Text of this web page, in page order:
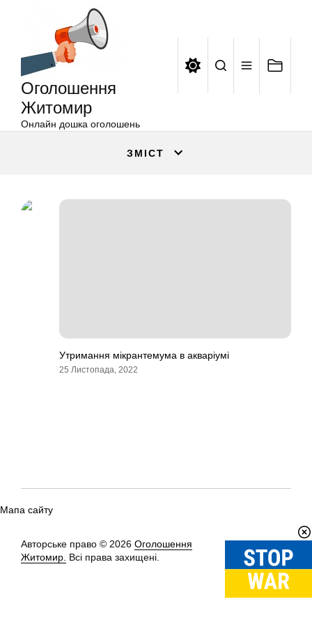
Оголошення
Житомир
Онлайн дошка оголошень
ЗМІСТ
Утримання мікрантемума в акваріумі
25 Листопада, 2022
Мапа сайту
Авторське право © 2026 Оголошення
Житомир. Всі права захищені.
Вгору↑